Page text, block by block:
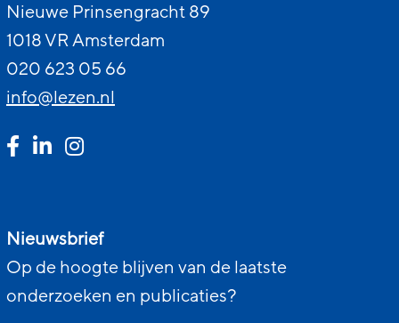
Nieuwe Prinsengracht 89
1018 VR Amsterdam
020 623 05 66
info@lezen.nl
Nieuwsbrief
Op de hoogte blijven van de laatste
onderzoeken en publicaties?